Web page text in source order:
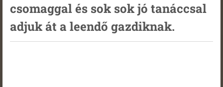
csomaggal és sok sok jó tanáccsal
adjuk át a leendő gazdiknak.